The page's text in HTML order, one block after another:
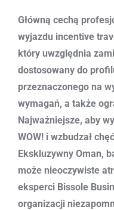
Główną cechą
wyjazdu incentive
który uwzględnia
dostosowany do
przeznaczonego na
wymagań, a także
Najważniejsze, aby
WOW! i wzbudzał
Ekskluzywny Oman,
może nieoczywiste
eksperci Bissole
organizacji